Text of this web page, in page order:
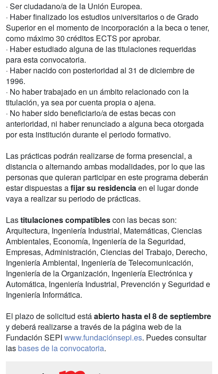
· Ser ciudadano/a de la Unión Europea.
· Haber finalizado los estudios universitarios o de Grado
Superior en el momento de incorporación a la beca o tener,
como máximo 30 créditos ECTS por aprobar.
· Haber estudiado alguna de las titulaciones requeridas
para esta convocatoria.
· Haber nacido con posterioridad al 31 de diciembre de
1996.
· No haber trabajado en un ámbito relacionado con la
titulación, ya sea por cuenta propia o ajena.
· No haber sido beneficiario/a de estas becas con
anterioridad, ni haber renunciado a alguna beca otorgada
por esta institución durante el periodo formativo.
Las prácticas podrán realizarse de forma presencial, a
distancia o alternando ambas modalidades, por lo que las
personas que quieran participar en este programa deberán
estar dispuestas afijar su residenciaen el lugar donde
vaya a realizar su periodo de prácticas.
Lastitulaciones compatiblescon las becas son:
Arquitectura, Ingeniería Industrial, Matemáticas, Ciencias
Ambientales, Economía, Ingeniería de la Seguridad,
Empresas, Administración, Ciencias del Trabajo, Derecho,
Ingeniería Ambiental, Ingeniería de Telecomunicación,
Ingeniería de la Organización, Ingeniería Electrónica y
Automática, Ingeniería Industrial, Prevención y Seguridad e
Ingeniería Informática.
El plazo de solicitud estáabierto hasta el 8 de septiembre
y deberá realizarse a través de la página web de la
Fundación SEPI www.fundaciónsepi.es. Puedes consultar
lasbases de la convocatoria.